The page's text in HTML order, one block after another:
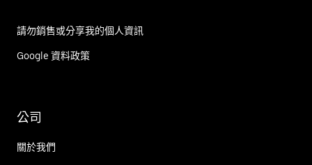
請勿銷售或分享我的個人資訊
Google 資料政策
公司
關於我們